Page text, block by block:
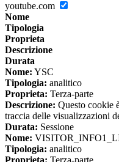
youtube.com
Nome
Tipologia
Proprieta
Descrizione
Durata
Nome: YSC
Tipologia: analitico
Proprieta: Terza-parte
Descrizione: Questo cookie
traccia delle visualizzazioni
Durata: Sessione
Nome:
Tipologia: analitico